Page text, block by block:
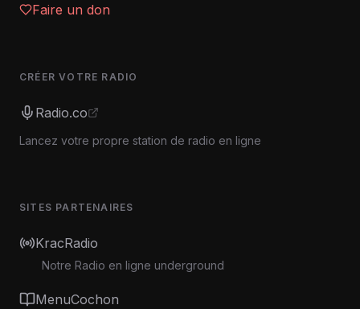
Faire un don
CRÉER VOTRE RADIO
Radio.co
Lancez votre propre station de radio en ligne
SITES PARTENAIRES
KracRadio
Notre Radio en ligne underground
MenuCochon